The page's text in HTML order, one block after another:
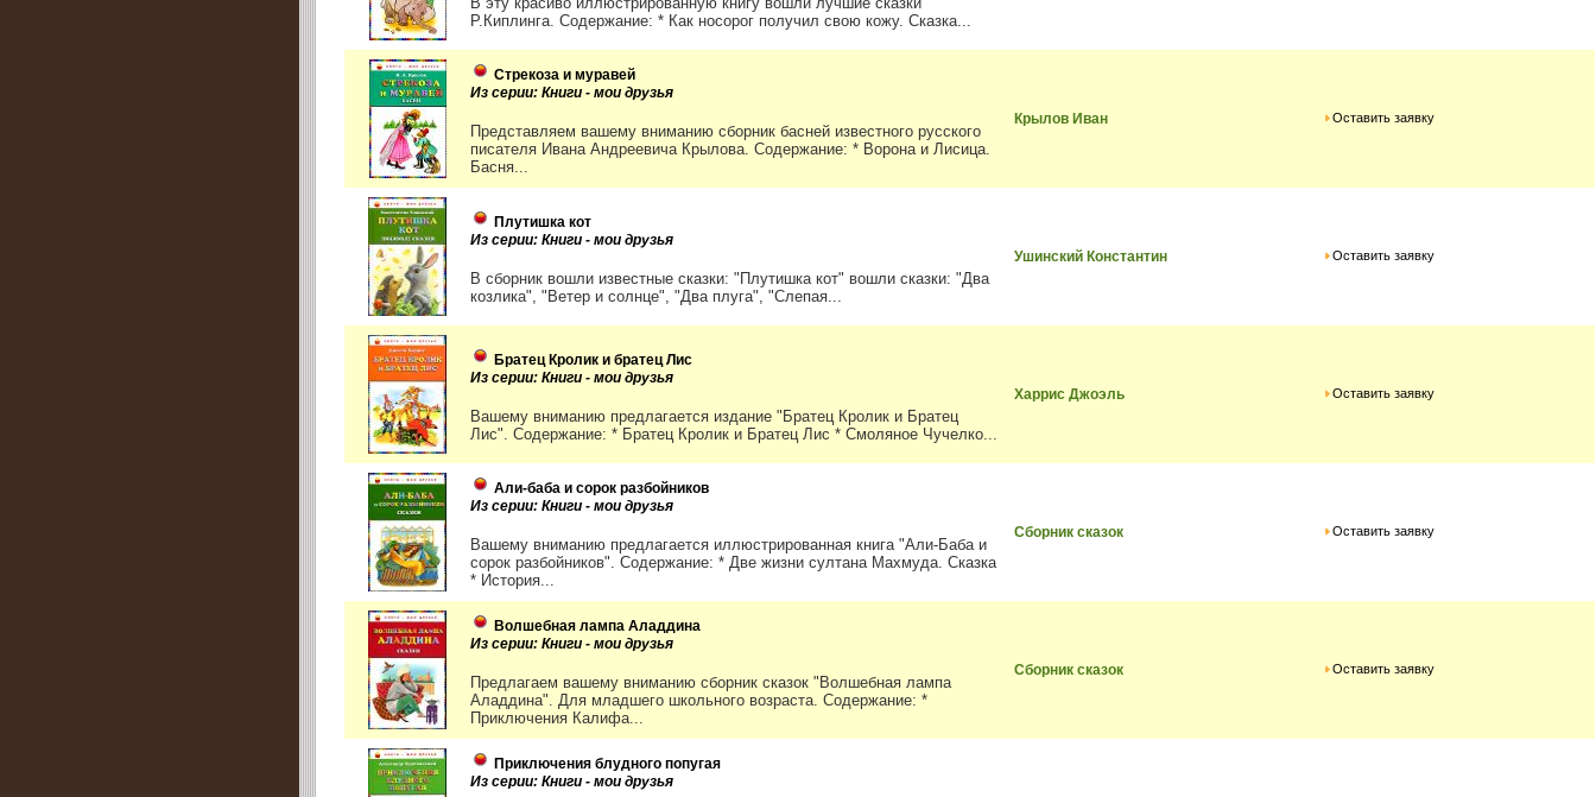
Р.Киплинга. Содержание: * Как носорог получил свою кожу. Сказка...
Стрекоза и муравей
Из серии: Книги - мои друзья
Представляем вашему вниманию сборник басней известного русского
писателя Ивана Андреевича Крылова. Содержание: * Ворона и Лисица.
Басня...
Крылов Иван Оставить заявку
Плутишка кот
Из серии: Книги - мои друзья
В сборник вошли известные сказки: "Плутишка кот" вошли сказки: "Два
козлика", "Ветер и солнце", "Два плуга", "Слепая...
Ушинский Константин Оставить заявку
Братец Кролик и братец Лис
Из серии: Книги - мои друзья
Вашему вниманию предлагается издание "Братец Кролик и Братец
Лис". Содержание: * Братец Кролик и Братец Лис * Смоляное Чучелко...
Харрис Джоэль Оставить заявку
Али-баба и сорок разбойников
Из серии: Книги - мои друзья
Вашему вниманию предлагается иллюстрированная книга "Али-Баба и
сорок разбойников". Содержание: * Две жизни султана Махмуда. Сказка
* История...
Сборник сказок Оставить заявку
Волшебная лампа Аладдина
Из серии: Книги - мои друзья
Предлагаем вашему вниманию сборник сказок "Волшебная лампа
Аладдина". Для младшего школьного возраста. Содержание: *
Приключения Калифа...
Сборник сказок Оставить заявку
Приключения блудного попугая
Из серии: Книги - мои друзья